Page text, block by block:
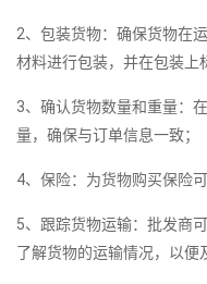
2、包装货物：确保货物在
材料进行包装，并在包装上
3、确认货物数量和重量：
量，确保与订单信息一致；
4、保险：为货物购买保险
5、跟踪货物运输：批发商
了解货物的运输情况，以便